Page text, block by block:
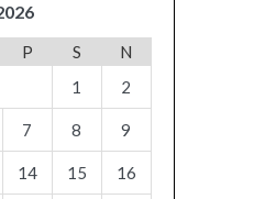
P S
N
1
2
7 8 9
14 15 16